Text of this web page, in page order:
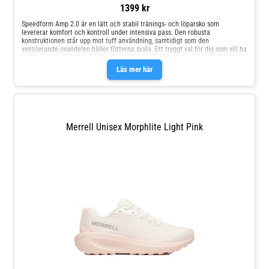
1399 kr
Läs mer här
Speedform Amp 2.0 är en lätt och stabil tränings- och löparsko som
levererar komfort och kontroll under intensiva pass. Den robusta
konstruktionen står upp mot tuff användning, samtidigt som den
ventilerande ovandelen håller fötterna svala. Ett tryggt val för dig som vill ha
teknikDämpad och stabil känsla med TPU-häl och EVA-mellansulaAnti-odor-
teknik som motverkar lukt vid hård träningSpecifikationerVikt: ca 264
gOvandel: lätt och ventilerandeMellansula: EVAHäl: TPU-dämpningMembran:
Merrell Unisex Morphlite Light Pink